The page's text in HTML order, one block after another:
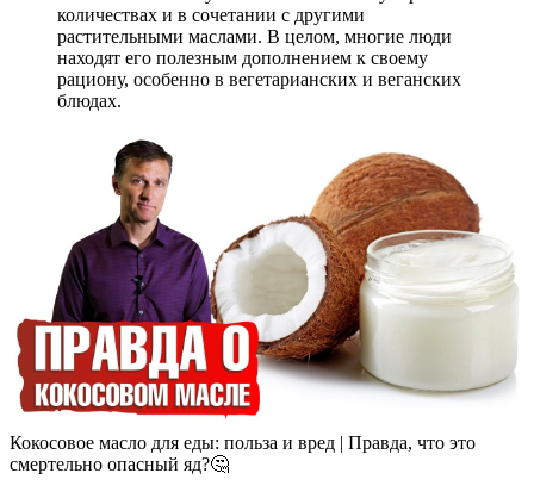
количествах и в сочетании с другими
растительными маслами. В целом, многие люди
находят его полезным дополнением к своему
рациону, особенно в вегетарианских и веганских
блюдах.
Кокосовое масло для еды: польза и вред | Правда, что это
смертельно опасный яд?🤔